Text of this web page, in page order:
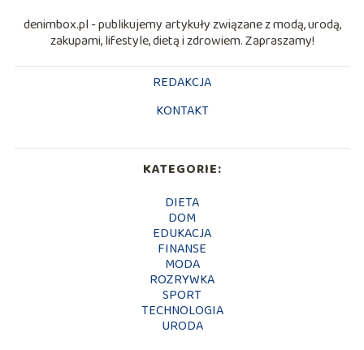
denimbox.pl - publikujemy artykuły związane z modą, urodą,
zakupami, lifestyle, dietą i zdrowiem. Zapraszamy!
REDAKCJA
KONTAKT
KATEGORIE:
DIETA
DOM
EDUKACJA
FINANSE
MODA
ROZRYWKA
SPORT
TECHNOLOGIA
URODA